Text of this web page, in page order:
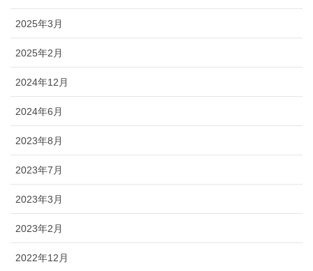
2025年3月
2025年2月
2024年12月
2024年6月
2023年8月
2023年7月
2023年3月
2023年2月
2022年12月